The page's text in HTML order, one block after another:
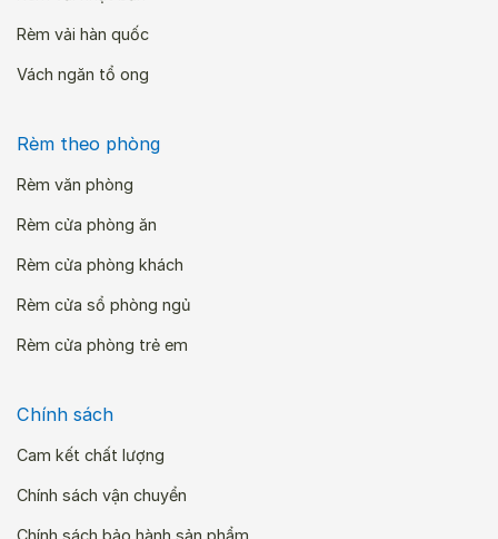
Rèm vải hàn quốc
Vách ngăn tổ ong
Rèm theo phòng
Rèm văn phòng
Rèm cửa phòng ăn
Rèm cửa phòng khách
Rèm cửa sổ phòng ngủ
Rèm cửa phòng trẻ em
Chính sách
Cam kết chất lượng
Chính sách vận chuyển